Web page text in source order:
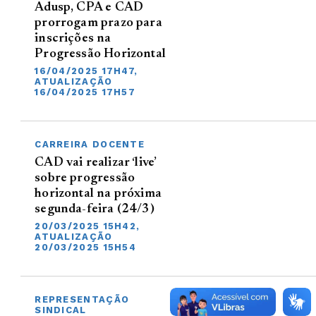
Adusp, CPA e CAD
prorrogam prazo para
inscrições na
Progressão Horizontal
16/04/2025 17H47,
ATUALIZAÇÃO
16/04/2025 17H57
CARREIRA DOCENTE
CAD vai realizar ‘live’
sobre progressão
horizontal na próxima
segunda-feira (24/3)
20/03/2025 15H42,
ATUALIZAÇÃO
20/03/2025 15H54
REPRESENTAÇÃO
SINDICAL